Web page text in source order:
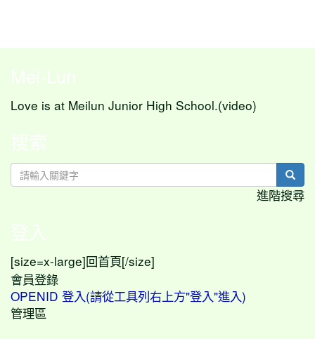
Mei-Lun
Love is at Meilun Junior High School.(video)
搜索
進階搜尋
登入
[size=x-large] 回首頁[/size]
會員登錄
OPENID 登入(請從工具列右上方"登入"進入)
管理區